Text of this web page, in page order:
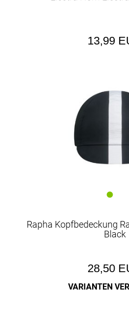
13,99
Rapha Kopfbedeckung
Black
28,50
VARIANTEN